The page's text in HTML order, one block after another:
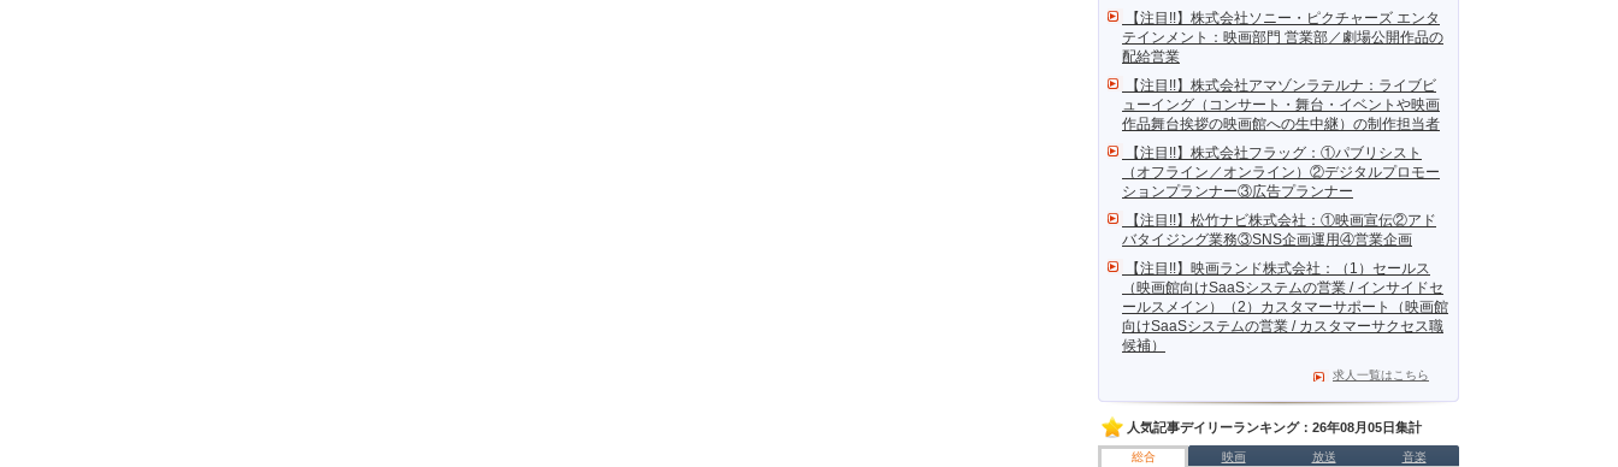
【注目!!】株式会社ソニー・ピクチャーズ エンタ
テインメント：映画部門 営業部／劇場公開作品の
配給営業
【注目!!】株式会社アマゾンラテルナ：ライブビ
ューイング（コンサート・舞台・イベントや映画
作品舞台挨拶の映画館への生中継）の制作担当者
【注目!!】株式会社フラッグ：①パブリシスト
（オフライン／オンライン）②デジタルプロモー
ションプランナー③広告プランナー
【注目!!】松竹ナビ株式会社：①映画宣伝②アド
バタイジング業務③SNS企画運用④営業企画
【注目!!】映画ランド株式会社：（1）セールス
（映画館向けSaaSシステムの営業 / インサイドセ
ールスメイン）（2）カスタマーサポート（映画館
向けSaaSシステムの営業 / カスタマーサクセス職
候補）
求人一覧はこちら
人気記事デイリーランキング：26年08月05日集計
総合 映画 放送 音楽